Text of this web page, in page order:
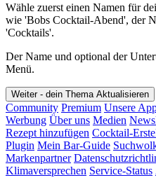
Wähle zuerst einen Namen für
wie 'Bobs Cocktail-Abend', der
'Cocktails'.
Der Name und optional der
Menü.
Weiter - dein Thema Aktualisieren
Community Premium Unsere
Werbung Über uns Medien
Rezept hinzufügen Cocktail-
Plugin Mein Bar-Guide
Markenpartner
Klimaversprechen Service-Status